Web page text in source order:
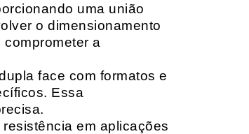
uma união
o dimensionamento
a
face com formatos e
Essa
em aplicações